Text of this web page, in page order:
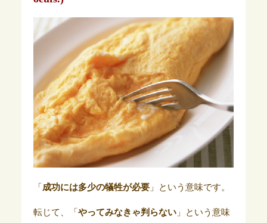
「 成功には多少の犠牲が必要」という意味です。
転じて、「 やってみなきゃ判らない」という意味